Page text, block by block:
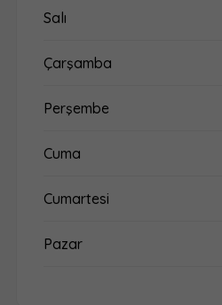
Salı
Çarşamba
Perşembe
Cuma
Cumartesi
Pazar